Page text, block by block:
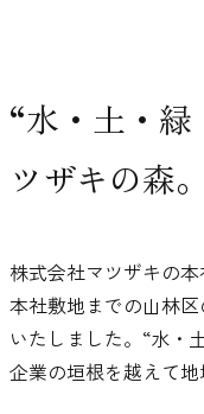
“水・土・
ツザキの森。
株式会社マツザキの
本社敷地までの山林
いたしました。“水・
企業の垣根を越えて